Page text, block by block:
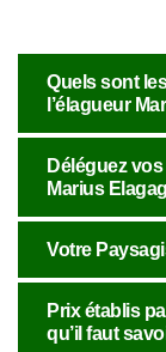
Quels sont
l’élagueur
Déléguez vos
Marius
Votre
Prix établis
qu’il faut